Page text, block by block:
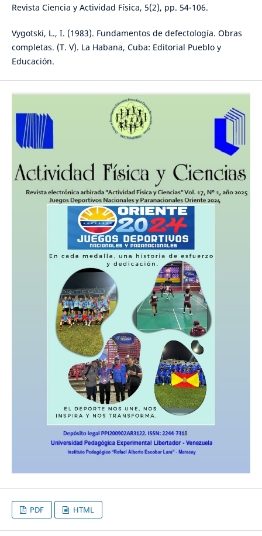
Revista Ciencia y Actividad Física, 5(2), pp. 54-106.
Vygotski, L., I. (1983). Fundamentos de defectología. Obras
completas. (T. V). La Habana, Cuba: Editorial Pueblo y
Educación.
PDF HTML